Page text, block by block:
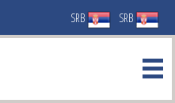
SRB SRB